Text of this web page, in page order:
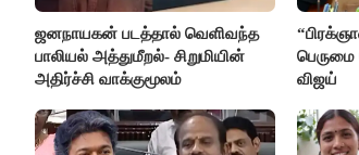
ஜனநாயகன் படத்தால் வெளிவந்த
பாலியல் அத்துமீறல்- சிறுமியின்
அதிர்ச்சி வாக்குமூலம்
பெருமை
விஜய்